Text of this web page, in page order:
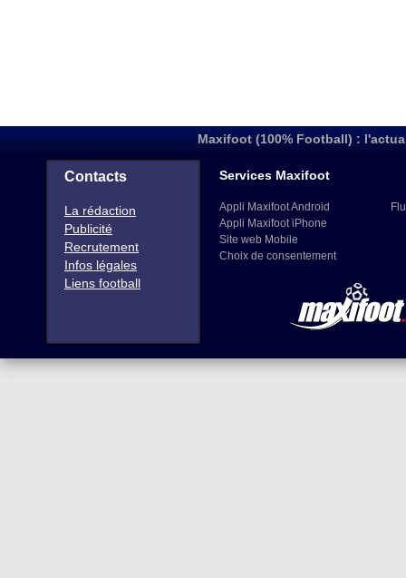
Maxifoot (100% Football) :
Contacts
La rédaction
Publicité
Recrutement
Infos légales
Liens football
Services Maxifoot
Appli Maxifoot Android
Appli Maxifoot iPhone
Site web Mobile
Choix de consentement